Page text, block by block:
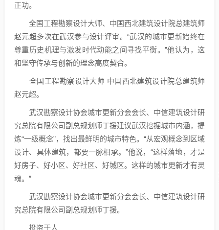
正功。
全国工程勘察设计大师、中国西北建筑设计院总建筑师
赵元超多次在武汉参与设计评审。“武汉的城市更新始终在
尊重历史机理与激发时代动能之间寻找平衡。”他认为，这
和坚守传承与创新的理念高度契合。
全国工程勘察设计大师 中国西北建筑设计院总建筑师
赵元超。
武汉勘察设计协会城市更新分会会长、中信建筑设计研
究总院有限公司副总规划师丁援建议武汉挖掘城市内涵，提
炼“一级概念”，找出最鲜明的城市特色。“从宏观概念到区域
设计、具体建筑，都要一脉相承。”他说，“这样落地，才是
好房子、好小区、好社区、好城区。这样的城市更新才有灵
魂。”
武汉勘察设计协会城市更新分会会长、中信建筑设计研
究总院有限公司副总规划师丁援。
投资于人